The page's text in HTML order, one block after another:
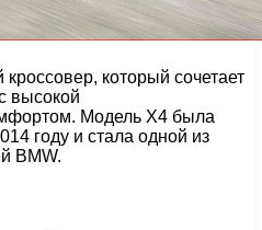
который сочетает
высокой
Модель X4 была
году и стала одной из
BMW.